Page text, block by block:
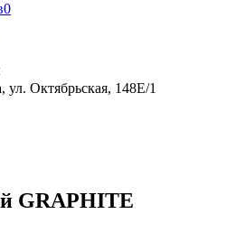
0
ул. Октябрьская, 148Е/1
GRAPHITE